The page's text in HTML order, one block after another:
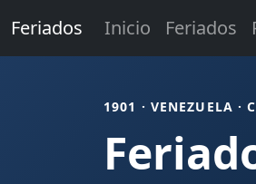
Feriados Inicio Feriados
1901 · VENEZUELA ·